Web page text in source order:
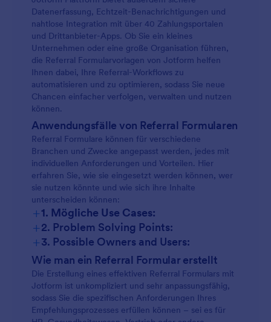
Datenerfassung, Echtzeit-Benachrichtigungen und
nahtlose Integration mit über 40 Zahlungsportalen
und Drittanbieter-Apps. Ob Sie ein kleines
Unternehmen oder eine große Organisation führen,
die Referral Formularvorlagen von Jotform helfen
Ihnen dabei, Ihre Referral-Workflows zu
automatisieren und zu optimieren, sodass Sie neue
Chancen einfacher verfolgen, verwalten und nutzen
können.
Anwendungsfälle von Referral Formularen
Referral Formulare können für verschiedene
Branchen und Zwecke angepasst werden, jedes mit
individuellen Anforderungen und Vorteilen. Hier
erfahren Sie, wie sie eingesetzt werden können, wer
sie nutzen könnte und wie sich ihre Inhalte
unterscheiden können:
+1. Mögliche Use Cases:
+2. Problem Solving Points:
+3. Possible Owners and Users:
Wie man ein Referral Formular erstellt
Die Erstellung eines effektiven Referral Formulars mit
Jotform ist unkompliziert und sehr anpassungsfähig,
sodass Sie die spezifischen Anforderungen Ihres
Empfehlungsprozesses erfüllen können – sei es für